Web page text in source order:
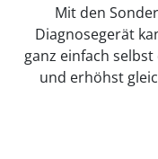
Mit den
Diagnosegerät
ganz einfach
und erhöhst